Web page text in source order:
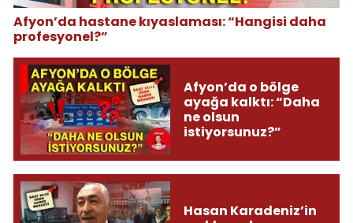
Afyon’da hastane kıyaslaması: “Hangisi daha
profesyonel?”
Afyon’da o bölge
ayağa kalktı: “Daha
ne olsun
istiyorsunuz?”
Hasan Karadeniz’in